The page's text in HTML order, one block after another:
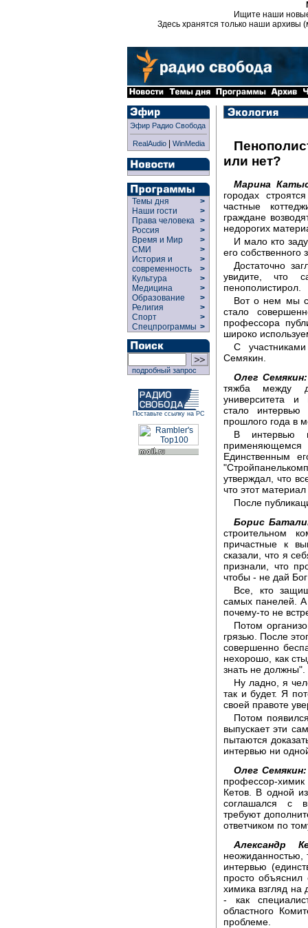
Ищите наши
Здесь хранятся только наши архивы
Эфир Радио Свобода
RealAudio| WinMedia
Темы дня
>
Наши гости
>
Права человека >
Россия
>
Время и Мир
>
СМИ
>
История и
современность
>
>
Культура
>
Медицина
>
Образование
>
Религия
>
Спорт
>
Спецпрограммы >
подробный запрос
Поставьте ссылку на РС
или нет?
Марина
городах
частные
граждане
недорогих
И мало кто
его собственного
Достаточно
увидите, что
пенополистирол.
Вот о нем мы
стало
профессора
широко
С
Семякин.
Олег Семякин:
тяжба между
университета и
стало интервью
прошлого года в
В интервью
Единственным
утверждал, что
что этот
После
Борис
строительном
причастные к
сказали, что я
признали, что
чтобы - не дай
Все, кто
самых панелей.
почему-то не
Потом
грязью. После
совершенно
нехорошо, как
знать не должны".
Ну ладно, я
так и будет. Я
своей правоте
Потом
выпускает эти
пытаются
интервью ни
Олег Семякин:
профессор-химик
Кетов. В одной
соглашался с
требуют
ответчиком по
Александр
неожиданностью,
интервью
просто
химика взгляд
- как
областного
проблеме.